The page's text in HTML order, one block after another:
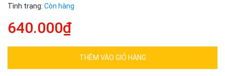
Tình trạng: Còn hàng
640.000₫
THÊM VÀO GIỎ HÀNG